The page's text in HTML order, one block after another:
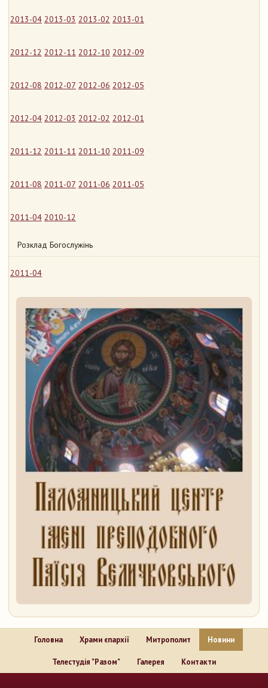
2013-04 2013-03 2013-02 2013-01
2012-12 2012-11 2012-10 2012-09
2012-08 2012-07 2012-06 2012-05
2012-04 2012-03 2012-02 2012-01
2011-12 2011-11 2011-10 2011-09
2011-08 2011-07 2011-06 2011-05
2011-04 2010-12
Розклад Богослужінь
2011-04
Головна Храми єпархії Митрополит Новини
Телестудія "Разом" Галерея Контакти